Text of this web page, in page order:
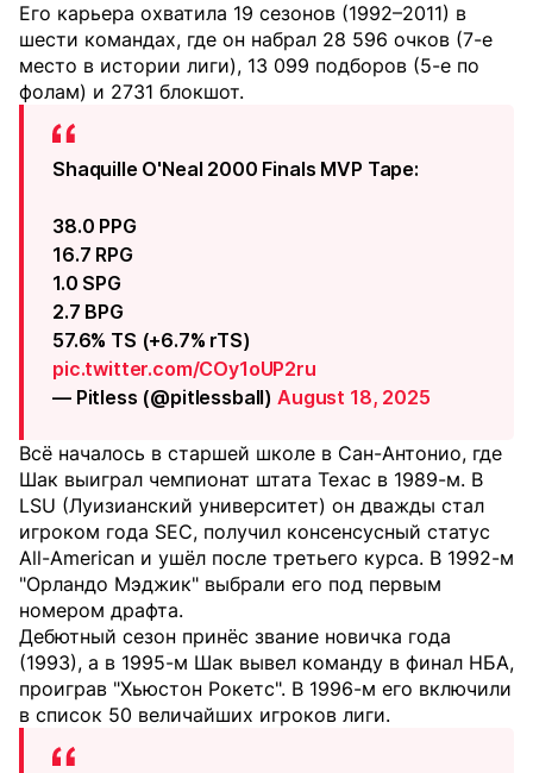
Его карьера охватила 19 сезонов (1992–2011) в
шести командах, где он набрал 28 596 очков (7-е
место в истории лиги), 13 099 подборов (5-е по
фолам) и 2731 блокшот.
Shaquille O'Neal 2000 Finals MVP Tape:
38.0 PPG
16.7 RPG
1.0 SPG
2.7 BPG
57.6% TS (+6.7% rTS)
pic.twitter.com/COy1oUP2ru
— Pitless (@pitlessball) August 18, 2025
Всё началось в старшей школе в Сан-Антонио, где
Шак выиграл чемпионат штата Техас в 1989-м. В
LSU (Луизианский университет) он дважды стал
игроком года SEC, получил консенсусный статус
All-American и ушёл после третьего курса. В 1992-м
"Орландо Мэджик" выбрали его под первым
номером драфта.
Дебютный сезон принёс звание новичка года
(1993), а в 1995-м Шак вывел команду в финал НБА,
проиграв "Хьюстон Рокетс". В 1996-м его включили
в список 50 величайших игроков лиги.